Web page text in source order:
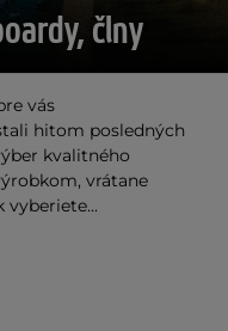
člny
vás
hitom posledných
kvalitného
vrátane
vyberiete...